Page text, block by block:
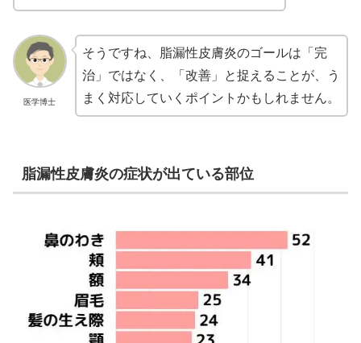
医学博士
そうですね、脂漏性皮膚炎のゴールは「完
治」ではなく、「改善」と捉えることが、う
まく対応していくポイントかもしれません。
脂漏性皮膚炎の症状が出ている部位